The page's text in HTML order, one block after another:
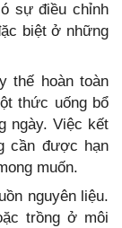
sự điều chỉnh
biệt ở những
thế hoàn toàn
thức uống bổ
ngày. Việc kết
cần được hạn
muốn.
nguyên liệu.
trồng ở môi